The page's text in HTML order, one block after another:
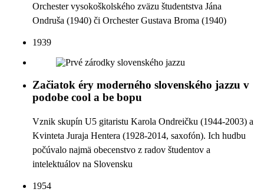
Orchester vysokoškolského zväzu študentstva Jána
Ondruša (1940) či Orchester Gustava Broma (1940)
1939
Začiatok éry moderného slovenského jazzu v
podobe cool a be bopu
Vznik skupín U5 gitaristu Karola Ondreičku (1944-2003) a
Kvinteta Juraja Hentera (1928-2014, saxofón). Ich hudbu
počúvalo najmä obecenstvo z radov študentov a
intelektuálov na Slovensku
1954